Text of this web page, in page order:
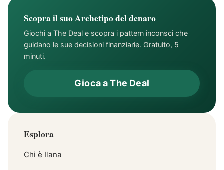
Scopra il suo Archetipo del denaro
Giochi a The Deal e scopra i pattern inconsci che
guidano le sue decisioni finanziarie. Gratuito, 5
minuti.
Gioca a The Deal
Esplora
Chi è Ilana